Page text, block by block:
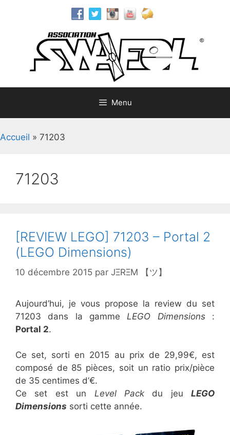
Menu
Accueil » 71203
71203
[REVIEW LEGO] 71203 – Portal 2
(LEGO Dimensions)
10 décembre 2015 par JΞRΞM 【ツ】
Aujourd’hui, je vous propose la review du set
71203 dans la gamme LEGO Dimensions:
Portal 2.
Ce set, sorti en 2015 au prix de 29,99€, est
composé de 85 pièces, soit un ratio prix/pièce
de 35 centimes d’€.
Ce set est un Level Packdu jeu LEGO
Dimensions sorti cette année.